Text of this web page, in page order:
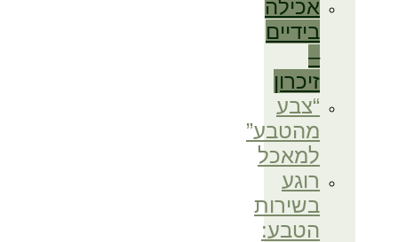
אכילה
בידיים
–
זיכרון
“צבע
מהטבע”
למאכל
רוגע
בשירות
הטבע: